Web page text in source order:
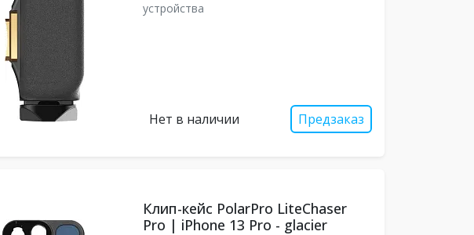
устройства
Нет в наличии Предзаказ
Клип-кейс PolarPro LiteChaser
Pro | iPhone 13 Pro - glacier